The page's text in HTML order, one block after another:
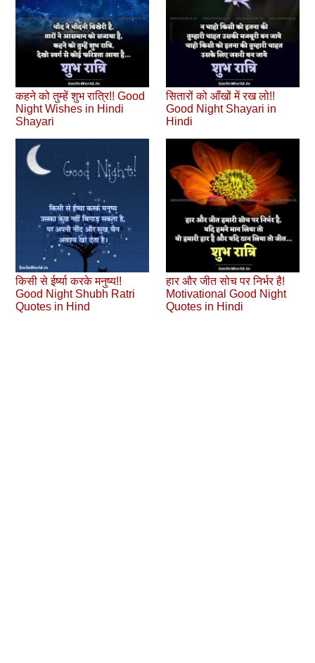
कहने को तुम्हें शुभ रात्रि!! Good
Night Wishes in Hindi
Shayari
सितारों को आँखों में रख लो!!
Good Night Shayari in
Hindi
किसी से ईर्ष्या करके मनुष्य!!
Good Night Shubh Ratri
Quotes in Hind
हार और जीत सोच पर निर्भर है!
Motivational Good Night
Quotes in Hindi